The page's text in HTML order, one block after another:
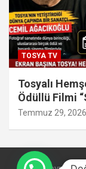
TOSYA TV
Tosyalı
Ödüllü Filmi
Temmuz 29, 2026